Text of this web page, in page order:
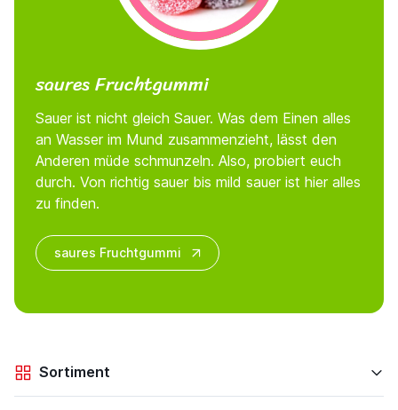
saures Fruchtgummi
Sauer ist nicht gleich Sauer. Was dem Einen alles
an Wasser im Mund zusammenzieht, lässt den
Anderen müde schmunzeln. Also, probiert euch
durch. Von richtig sauer bis mild sauer ist hier alles
zu finden.
saures Fruchtgummi
Sortiment